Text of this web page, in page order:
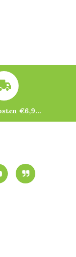
Verzendkosten €6,95 – gratis bij je eerste bestelling vanaf €200